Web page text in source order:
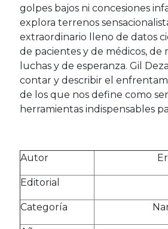
golpes bajos ni concesiones
explora terrenos
extraordinario lleno de datos
de pacientes y de médicos, de
luchas y de esperanza. Gil
contar y describir el
de los que nos define como
herramientas indispensables
Autor
Editorial
Categoría